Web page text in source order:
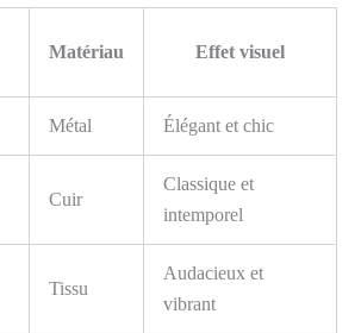
Matériau Effet visuel
Métal Élégant et chic
Cuir
Classique et
intemporel
Tissu
Audacieux et
vibrant